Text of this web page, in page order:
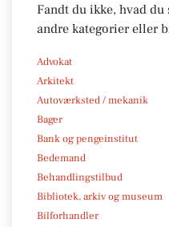
Fandt du ikke, hvad du
andre kategorier eller
Advokat
Arkitekt
Autoværksted / mekanik
Bager
Bank og pengeinstitut
Bedemand
Behandlingstilbud
Bibliotek, arkiv og museum
Bilforhandler